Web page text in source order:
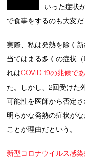
いった症状
で食事をするのも大変だ
実際、私は発熱を除く
当てはまる多くの症状
れはCOVID-19の兆候で
た。しかし、2回受けた
可能性を医師から否定
明らかな発熱の症状が
ことが理由だという。
新型コロナウイルス感